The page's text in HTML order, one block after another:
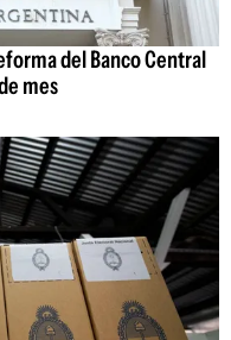
del Banco Central
mes